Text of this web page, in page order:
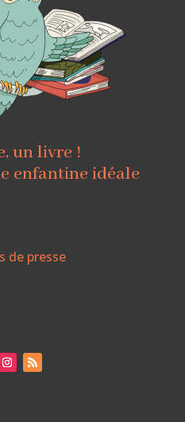
un livre !
enfantine idéale
de presse